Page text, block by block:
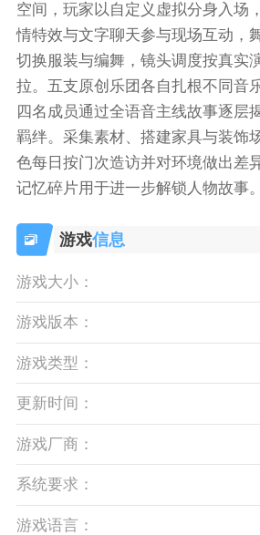
空间，玩家以自定义虚拟分身入场
情特效与文字聊天参与现场互动，
切换服装与编舞，镜头调度按真实
拉。五支原创乐团各自扎根不同音
四名成员通过全语音主线故事逐层
羁绊。采集素材、搭建家具与装饰
色每日按门次造访并对环境做出差
记忆碎片用于进一步解锁人物故事。
游戏信息
游戏大小：
游戏版本：
游戏类型：
更新时间：
游戏厂商：
系统要求：
游戏语言：